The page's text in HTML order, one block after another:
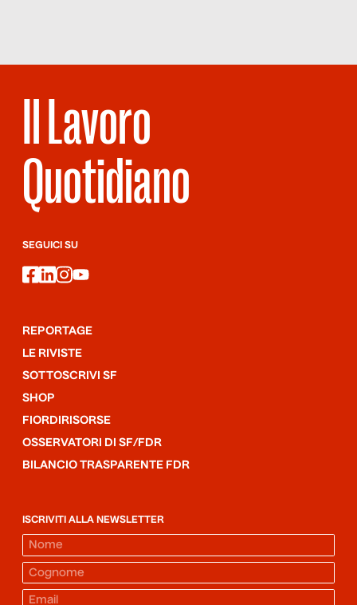
Il Lavoro
Quotidiano
SEGUICI SU
facebook
linkedin
instagram
youtube
REPORTAGE
LE RIVISTE
SOTTOSCRIVI SF
SHOP
FIORDIRISORSE
OSSERVATORI DI SF/FDR
BILANCIO TRASPARENTE FDR
ISCRIVITI ALLA NEWSLETTER